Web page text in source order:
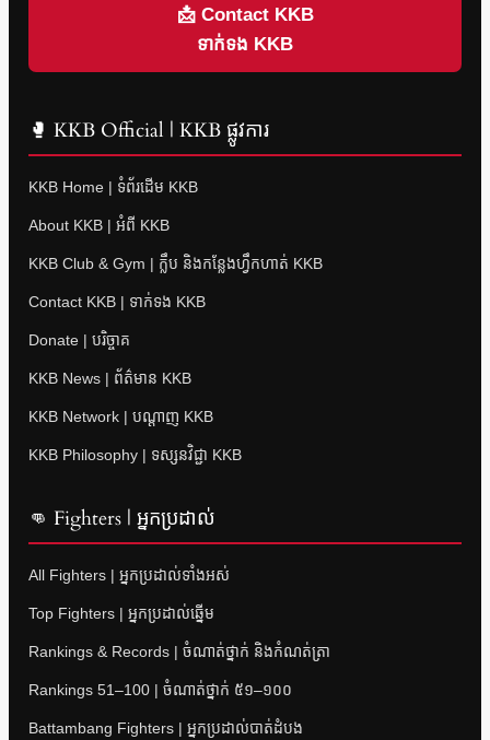
📩 Contact KKB
ទាក់ទង KKB
🥊 KKB Official | KKB ផ្លូវការ
KKB Home | ទំព័រដើម KKB
About KKB | អំពី KKB
KKB Club & Gym | ក្លឹប និងកន្លែងហ្វឹកហាត់ KKB
Contact KKB | ទាក់ទង KKB
Donate | បរិច្ចាគ
KKB News | ព័ត៌មាន KKB
KKB Network | បណ្តាញ KKB
KKB Philosophy | ទស្សនវិជ្ជា KKB
👊 Fighters | អ្នកប្រដាល់
All Fighters | អ្នកប្រដាល់ទាំងអស់
Top Fighters | អ្នកប្រដាល់ឆ្នើម
Rankings & Records | ចំណាត់ថ្នាក់ និងកំណត់ត្រា
Rankings 51–100 | ចំណាត់ថ្នាក់ ៥១–១០០
Battambang Fighters | អ្នកប្រដាល់បាត់ដំបង